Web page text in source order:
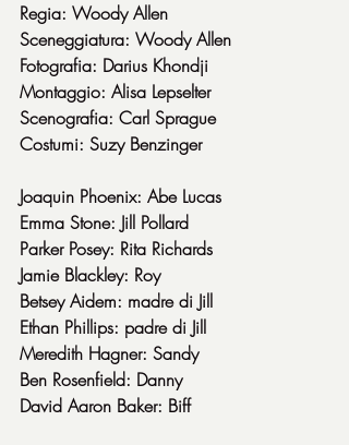
Regia: Woody Allen
Sceneggiatura: Woody Allen
Fotografia: Darius Khondji
Montaggio: Alisa Lepselter
Scenografia: Carl Sprague
Costumi: Suzy Benzinger
Joaquin Phoenix: Abe Lucas
Emma Stone: Jill Pollard
Parker Posey: Rita Richards
Jamie Blackley: Roy
Betsey Aidem: madre di Jill
Ethan Phillips: padre di Jill
Meredith Hagner: Sandy
Ben Rosenfield: Danny
David Aaron Baker: Biff